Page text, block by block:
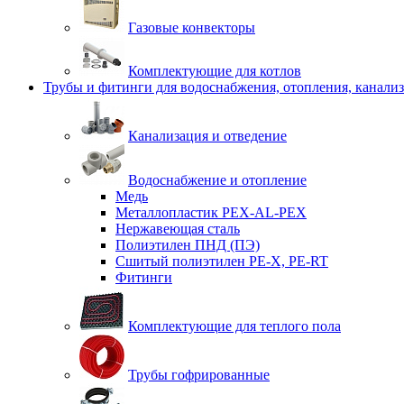
Газовые конвекторы
Комплектующие для котлов
Трубы и фитинги для водоснабжения, отопления,
Канализация и отведение
Водоснабжение и отопление
Медь
Металлопластик PEX-AL-PEX
Нержавеющая сталь
Полиэтилен ПНД (ПЭ)
Сшитый полиэтилен PE-X, PE-RT
Фитинги
Комплектующие для теплого пола
Трубы гофрированные